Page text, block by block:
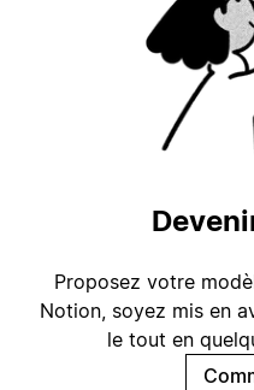
Proposez votre
Notion, soyez mis en
le tout en